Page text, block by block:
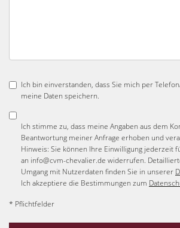
Ich bin einverstanden, dass Sie mich per
meine Daten speichern.
Ich stimme zu, dass meine Angaben aus dem
Beantwortung meiner Anfrage erhoben und
Hinweis: Sie können Ihre Einwilligung jederzeit
an info@cvm-chevalier.de widerrufen.
Umgang mit Nutzerdaten finden Sie in unserer
Ich akzeptiere die Bestimmungen zum
* Pflichtfelder